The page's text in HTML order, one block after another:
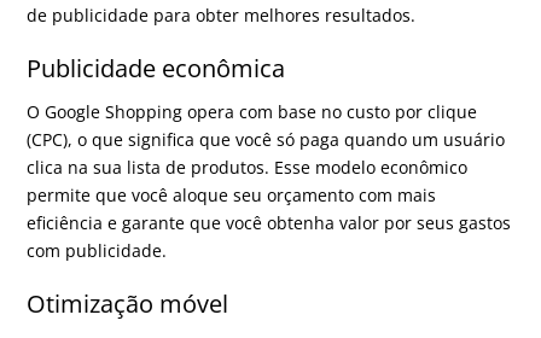
de publicidade para obter melhores resultados.
Publicidade econômica
O Google Shopping opera com base no custo por clique
(CPC), o que significa que você só paga quando um usuário
clica na sua lista de produtos. Esse modelo econômico
permite que você aloque seu orçamento com mais
eficiência e garante que você obtenha valor por seus gastos
com publicidade.
Otimização móvel